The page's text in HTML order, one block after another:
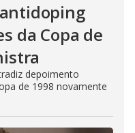
da Copa de
depoimento
de 1998 novamente